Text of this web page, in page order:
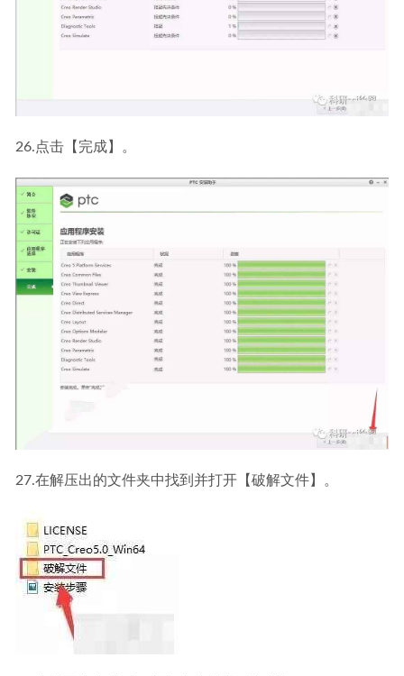
26.点击【完成】。
27.在解压出的文件夹中找到并打开【破解文件】。